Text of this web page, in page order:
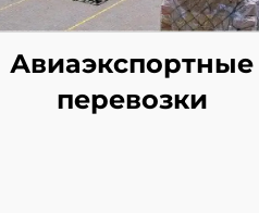
Авиаэкспортные
перевозки